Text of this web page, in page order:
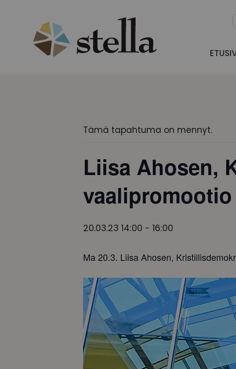
Tämä tapahtuma on mennyt.
Liisa Ahosen,
vaalipromootio
20.03.23 14:00 - 16:00
Ma 20.3. Liisa Ahosen,